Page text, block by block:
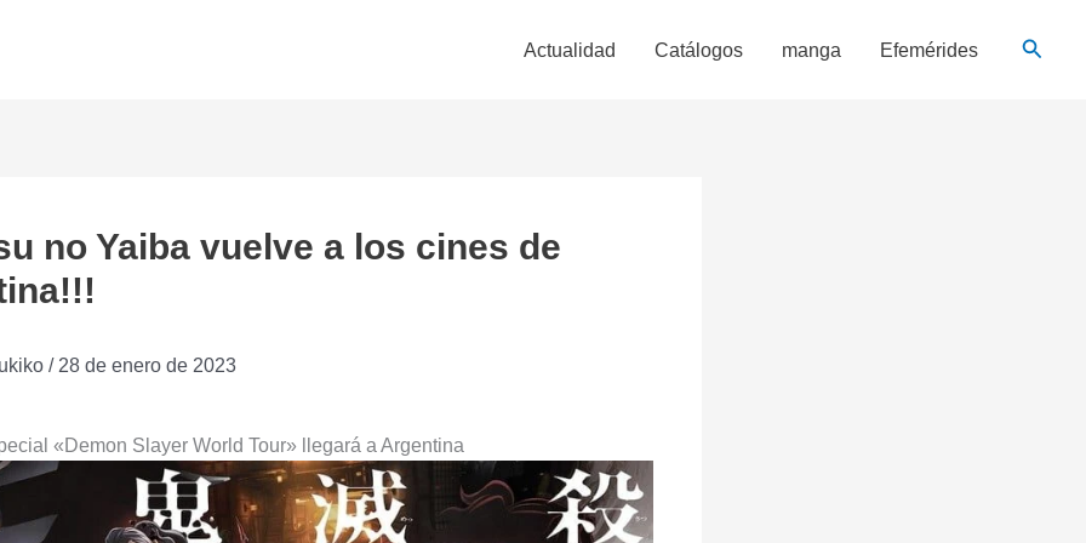
Actualidad Catálogos manga Efemérides
no Yaiba vuelve a los cines de
/ 28 de enero de 2023
«Demon Slayer World Tour» llegará a Argentina